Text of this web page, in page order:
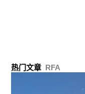
热门文章 RFA